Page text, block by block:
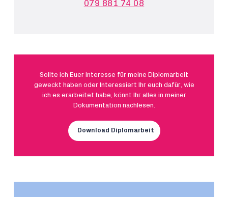
079 881 74 08
Sollte ich Euer Interesse für meine Diplomarbeit
geweckt haben oder Interessiert Ihr euch dafür, wie
ich es erarbeitet habe, könnt Ihr alles in meiner
Dokumentation nachlesen.
Download Diplomarbeit